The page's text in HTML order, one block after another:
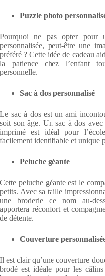
Puzzle photo
Pourquoi ne pas opter pour
personnalisée, peut-être une
préféré ? Cette idée de cadeau
la patience chez l’enfant
personnelle.
Sac à dos personnalisé
Le sac à dos est un ami
soit son âge. Un sac à dos
imprimé est idéal pour
facilement identifiable et unique
Peluche géante
Cette peluche géante est le
petits. Avec sa taille
une broderie de nom au-
apportera réconfort et
de détente.
Couverture
Il est clair qu’une couverture
brodé est idéale pour les